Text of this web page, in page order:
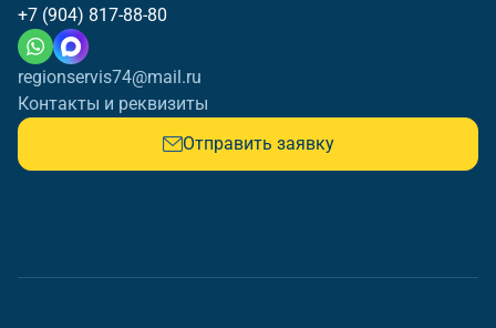
+7 (904) 817-88-80
regionservis74@mail.ru
Контакты и реквизиты
Отправить заявку